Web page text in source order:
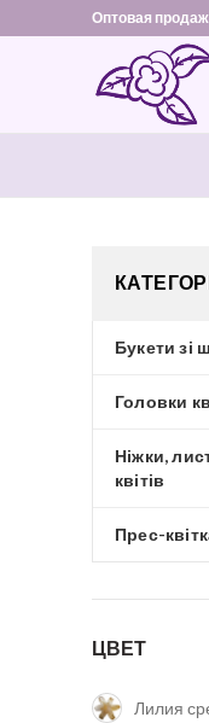
Оптовая
КАТЕГОРІЇ
Букети зі
Головки
Ніжки,
квітів
Прес-
ЦВЕТ
Лилия